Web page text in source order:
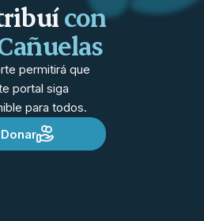
con
permitirá que
portal siga
para todos.
Donar